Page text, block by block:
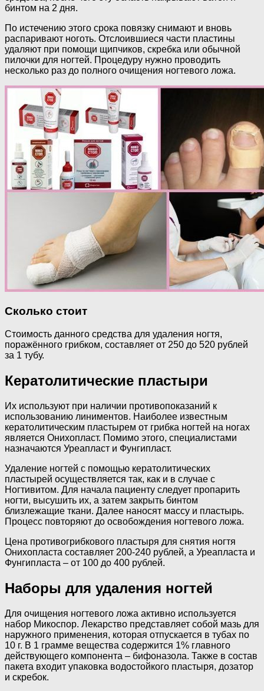
бинтом на 2 дня.
По истечению этого срока повязку снимают и вновь
распаривают ноготь. Отслоившиеся части пластины
удаляют при помощи щипчиков, скребка или обычной
пилочки для ногтей. Процедуру нужно проводить
несколько раз до полного очищения ногтевого ложа.
Сколько стоит
Стоимость данного средства для удаления ногтя,
поражённого грибком, составляет от 250 до 520 рублей
за 1 тубу.
Кератолитические пластыри
Их используют при наличии противопоказаний к
использованию линиментов. Наиболее известным
кератолитическим пластырем от грибка ногтей на ногах
является Онихопласт. Помимо этого, специалистами
назначаются Уреапласт и Фунгипласт.
Удаление ногтей с помощью кератолитических
пластырей осуществляется так, как и в случае с
Ногтивитом. Для начала пациенту следует пропарить
ногти, высушить их, а затем закрыть бинтом
близлежащие ткани. Далее наносят массу и пластырь.
Процесс повторяют до освобождения ногтевого ложа.
Цена противогрибкового пластыря для снятия ногтя
Онихопласта составляет 200-240 рублей, а Уреапласта и
Фунгипласта – от 100 до 400 рублей.
Наборы для удаления ногтей
Для очищения ногтевого ложа активно используется
набор Микоспор. Лекарство представляет собой мазь для
наружного применения, которая отпускается в тубах по
10 г. В 1 грамме вещества содержится 1% главного
действующего компонента – бифоназола. Также в состав
пакета входит упаковка водостойкого пластыря, дозатор
и скребок.